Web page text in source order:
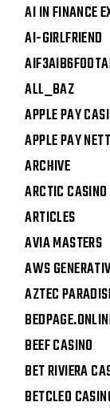
AI IN FINANCE
AI-GIRLFRIEND
ALL_BAZ
APPLE PAY
APPLE PAY
ARCHIVE
ARCTIC CASINO
ARTICLES
AVIA MASTERS
AWS
AZTEC
BEEF CASINO
BET RIVIERA
BETCLEO